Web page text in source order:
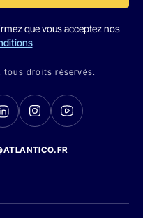
que vous acceptez nos
tous droits réservés.